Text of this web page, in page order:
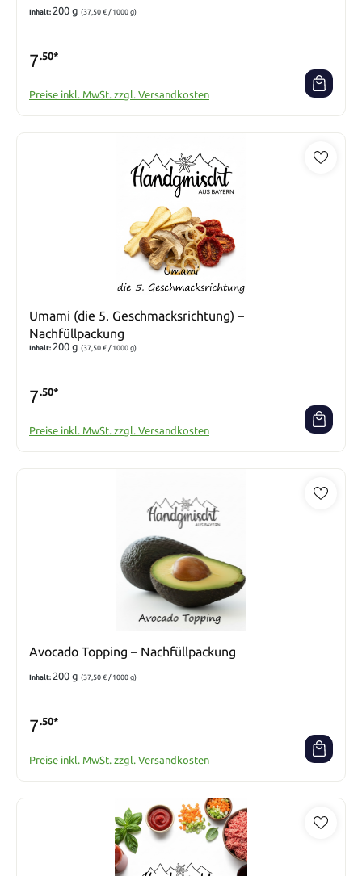
Inhalt: 200 g (37,50 € / 1000 g)
7.50*
Preise inkl. MwSt. zzgl. Versandkosten
Umami (die 5. Geschmacksrichtung) –
Nachfüllpackung
Inhalt: 200 g (37,50 € / 1000 g)
7.50*
Preise inkl. MwSt. zzgl. Versandkosten
Avocado Topping – Nachfüllpackung
Inhalt: 200 g (37,50 € / 1000 g)
7.50*
Preise inkl. MwSt. zzgl. Versandkosten